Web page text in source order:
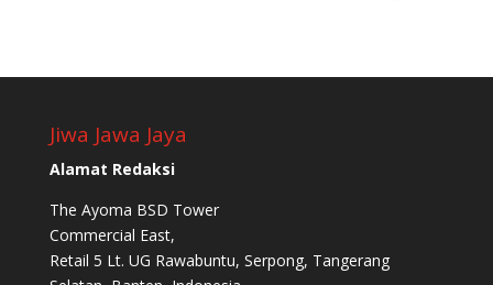
Jiwa Jawa Jaya
Alamat Redaksi
The Ayoma BSD Tower
Commercial East,
Retail 5 Lt. UG Rawabuntu, Serpong, Tangerang